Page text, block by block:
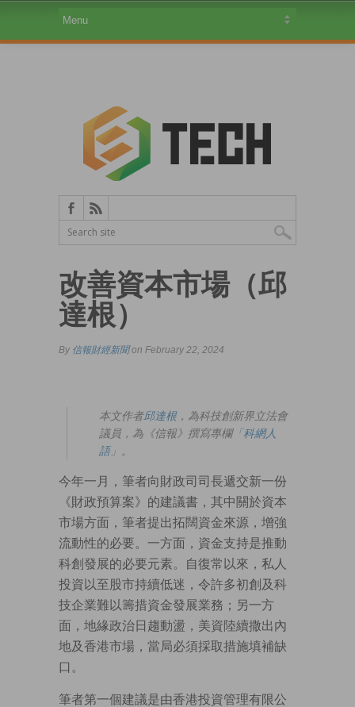
改善資本市場（邱
達根）
By 信報財經新聞on February 22, 2024
本文作者邱達根，為科技創新界立法會
議員，為《信報》撰寫專欄「科網人
語」。
今年一月，筆者向財政司司長遞交新一份
《財政預算案》的建議書，其中關於資本
市場方面，筆者提出拓闊資金來源，增強
流動性的必要。一方面，資金支持是推動
科創發展的必要元素。自復常以來，私人
投資以至股市持續低迷，令許多初創及科
技企業難以籌措資金發展業務；另一方
面，地緣政治日趨動盪，美資陸續撒出內
地及香港市場，當局必須採取措施填補缺
口。
筆者第一個建議是由香港投資管理有限公